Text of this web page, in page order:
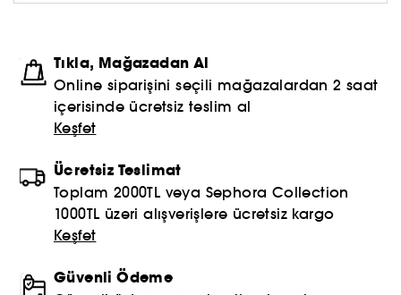
Tıkla, Mağazadan Al
Online siparişini seçili mağazalardan 2 saat
içerisinde ücretsiz teslim al
Keşfet
Ücretsiz Teslimat
Toplam 2000TL veya Sephora Collection
1000TL üzeri alışverişlere ücretsiz kargo
Keşfet
Güvenli Ödeme